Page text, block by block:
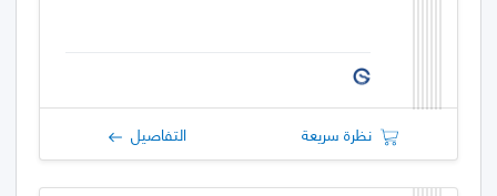
نظرة سريعة التفاصيل